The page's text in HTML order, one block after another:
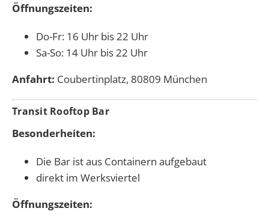
Öffnungszeiten:
Do-Fr: 16 Uhr bis 22 Uhr
Sa-So: 14 Uhr bis 22 Uhr
Anfahrt: Coubertinplatz, 80809 München
Transit Rooftop Bar
Besonderheiten:
Die Bar ist aus Containern aufgebaut
direkt im Werksviertel
Öffnungszeiten: